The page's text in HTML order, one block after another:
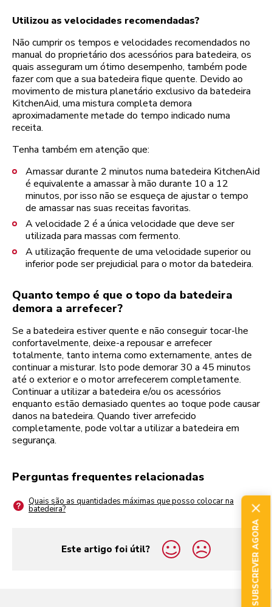
Utilizou as velocidades recomendadas?
Não cumprir os tempos e velocidades recomendados no
manual do proprietário dos acessórios para batedeira, os
quais asseguram um ótimo desempenho, também pode
fazer com que a sua batedeira fique quente. Devido ao
movimento de mistura planetário exclusivo da batedeira
KitchenAid, uma mistura completa demora
aproximadamente metade do tempo indicado numa
receita.
Tenha também em atenção que:
Amassar durante 2 minutos numa batedeira KitchenAid
é equivalente a amassar à mão durante 10 a 12
minutos, por isso não se esqueça de ajustar o tempo
de amassar nas suas receitas favoritas.
A velocidade 2 é a única velocidade que deve ser
utilizada para massas com fermento.
A utilização frequente de uma velocidade superior ou
inferior pode ser prejudicial para o motor da batedeira.
Quanto tempo é que o topo da batedeira
demora a arrefecer?
Se a batedeira estiver quente e não conseguir tocar-lhe
confortavelmente, deixe-a repousar e arrefecer
totalmente, tanto interna como externamente, antes de
continuar a misturar. Isto pode demorar 30 a 45 minutos
até o exterior e o motor arrefecerem completamente.
Continuar a utilizar a batedeira e/ou os acessórios
enquanto estão demasiado quentes ao toque pode causar
danos na batedeira. Quando tiver arrefecido
completamente, pode voltar a utilizar a batedeira em
segurança.
Perguntas frequentes relacionadas
Quais são as quantidades máximas que posso colocar na
batedeira?
Este artigo foi útil?
yes
no SUBSCREVER AGORA